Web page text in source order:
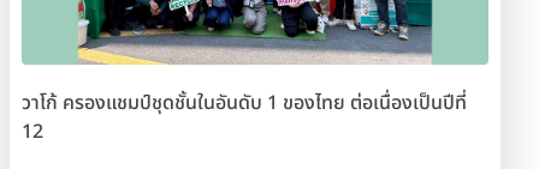
วาโก้ ครองแชมป์ชุดชั้นในอันดับ 1 ของไทย ต่อเนื่องเป็นปีที่
12